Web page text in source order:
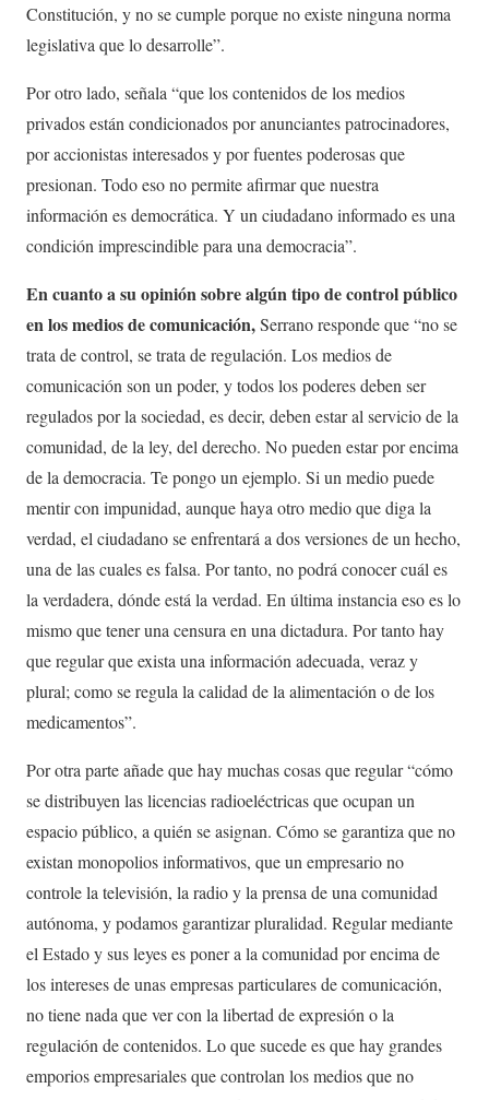
Constitución, y no se cumple porque no existe ninguna norma
legislativa que lo desarrolle”.
Por otro lado, señala “que los contenidos de los medios
privados están condicionados por anunciantes patrocinadores,
por accionistas interesados y por fuentes poderosas que
presionan. Todo eso no permite afirmar que nuestra
información es democrática. Y un ciudadano informado es una
condición imprescindible para una democracia”.
En cuanto a su opinión sobre algún tipo de control público
en los medios de comunicación,Serrano responde que “no se
trata de control, se trata de regulación. Los medios de
comunicación son un poder, y todos los poderes deben ser
regulados por la sociedad, es decir, deben estar al servicio de la
comunidad, de la ley, del derecho. No pueden estar por encima
de la democracia. Te pongo un ejemplo. Si un medio puede
mentir con impunidad, aunque haya otro medio que diga la
verdad, el ciudadano se enfrentará a dos versiones de un hecho,
una de las cuales es falsa. Por tanto, no podrá conocer cuál es
la verdadera, dónde está la verdad. En última instancia eso es lo
mismo que tener una censura en una dictadura. Por tanto hay
que regular que exista una información adecuada, veraz y
plural; como se regula la calidad de la alimentación o de los
medicamentos”.
Por otra parte añade que hay muchas cosas que regular “cómo
se distribuyen las licencias radioeléctricas que ocupan un
espacio público, a quién se asignan. Cómo se garantiza que no
existan monopolios informativos, que un empresario no
controle la televisión, la radio y la prensa de una comunidad
autónoma, y podamos garantizar pluralidad. Regular mediante
el Estado y sus leyes es poner a la comunidad por encima de
los intereses de unas empresas particulares de comunicación,
no tiene nada que ver con la libertad de expresión o la
regulación de contenidos. Lo que sucede es que hay grandes
emporios empresariales que controlan los medios que no